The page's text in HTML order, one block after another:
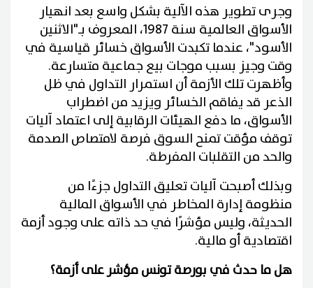
وجرى تطوير هذه الآلية بشكل واسع بعد انهيار
الأسواق العالمية سنة 1987، المعروف بـ"الاثنين
الأسود"، عندما تكبدت الأسواق خسائر قياسية في
وقت وجيز بسبب موجات بيع جماعية متسارعة.
وأظهرت تلك الأزمة أن استمرار التداول في ظل
الذعر قد يفاقم الخسائر ويزيد من اضطراب
الأسواق، ما دفع الهيئات الرقابية إلى اعتماد آليات
توقف مؤقت تمنح السوق فرصة لامتصاص الصدمة
والحد من التقلبات المفرطة.
وبذلك أصبحت آليات تعليق التداول جزءًا من
منظومة إدارة المخاطر في الأسواق المالية
الحديثة، وليس مؤشرًا في حد ذاته على وجود أزمة
اقتصادية أو مالية.
هل ما حدث في بورصة تونس مؤشر على أزمة؟